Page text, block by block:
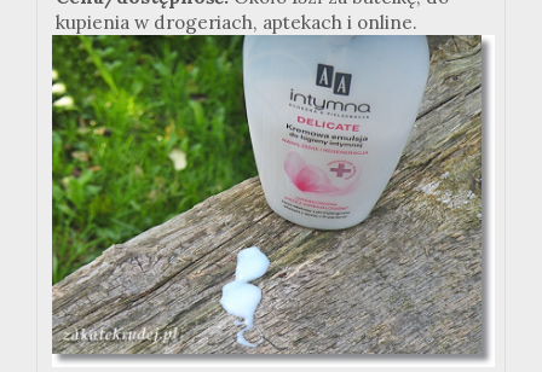
kupienia w drogeriach, aptekach i online.